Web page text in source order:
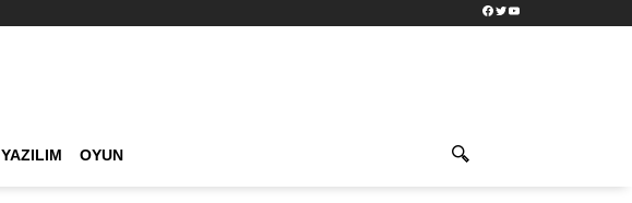
Facebook
TwitterYouTube
YAZILIM OYUN